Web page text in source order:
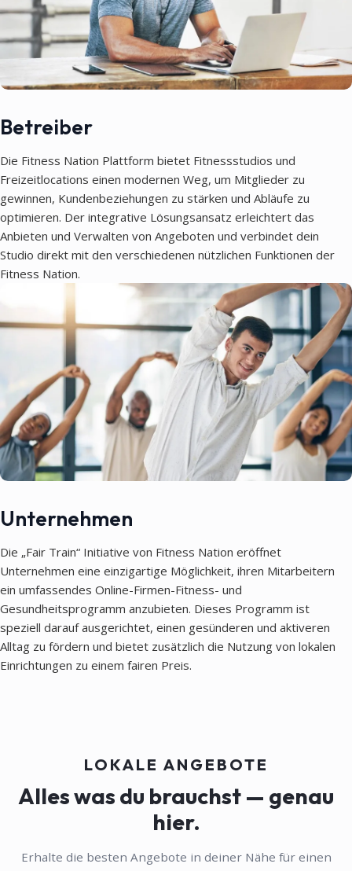
Betreiber
Die Fitness Nation Plattform bietet Fitnessstudios und
Freizeitlocations einen modernen Weg, um Mitglieder zu
gewinnen, Kundenbeziehungen zu stärken und Abläufe zu
optimieren. Der integrative Lösungsansatz erleichtert das
Anbieten und Verwalten von Angeboten und verbindet dein
Studio direkt mit den verschiedenen nützlichen Funktionen der
Fitness Nation.
Unternehmen
Die „Fair Train“ Initiative von Fitness Nation eröffnet
Unternehmen eine einzigartige Möglichkeit, ihren Mitarbeitern
ein umfassendes Online-Firmen-Fitness- und
Gesundheitsprogramm anzubieten. Dieses Programm ist
speziell darauf ausgerichtet, einen gesünderen und aktiveren
Alltag zu fördern und bietet zusätzlich die Nutzung von lokalen
Einrichtungen zu einem fairen Preis.
LOKALE ANGEBOTE
Alles was du brauchst — genau
hier.
Erhalte die besten Angebote in deiner Nähe für einen